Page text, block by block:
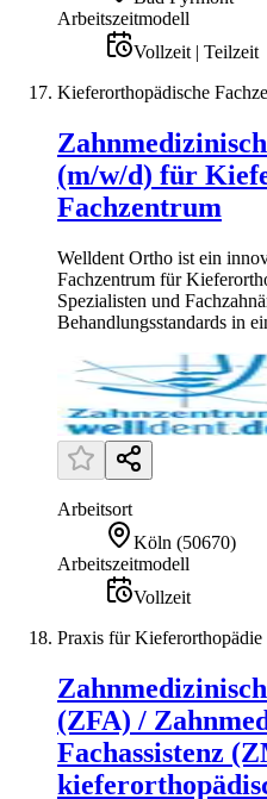
Arbeitszeitmodell
Vollzeit | Teilzeit
Kieferorthopädische
(m/w/d) für
Fachzentrum
Welldent Ortho ist ein
Fachzentrum für
Spezialisten und
Behandlungsstandards in
Arbeitsort
Köln (50670)
Arbeitszeitmodell
Vollzeit
Praxis für Kieferorthopädie
(ZFA) /
Fachassistenz